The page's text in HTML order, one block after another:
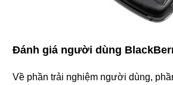
Đánh giá người dùng
Về phần trải nghiệm người dùng,